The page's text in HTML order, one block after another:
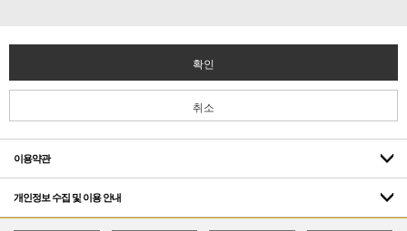
확인
취소
이용약관
개인정보 수집 및 이용 안내